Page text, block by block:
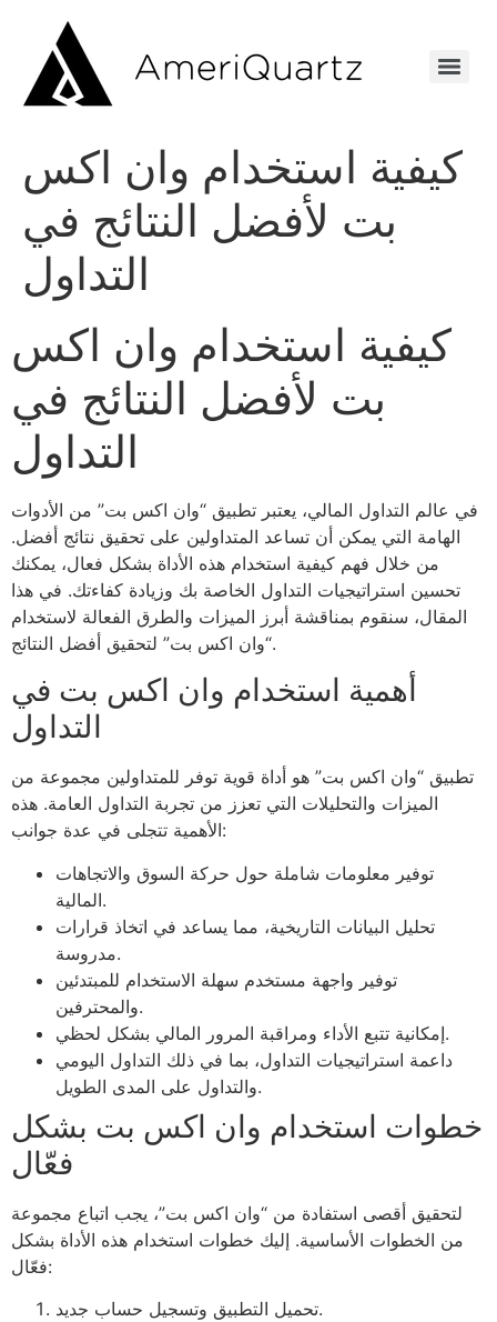
كيفية استخدام وان اكس
بت لأفضل النتائج في
التداول
كيفية استخدام وان اكس
بت لأفضل النتائج في
التداول
في عالم التداول المالي، يعتبر تطبيق “وان اكس بت” من الأدوات
الهامة التي يمكن أن تساعد المتداولين على تحقيق نتائج أفضل.
من خلال فهم كيفية استخدام هذه الأداة بشكل فعال، يمكنك
تحسين استراتيجيات التداول الخاصة بك وزيادة كفاءتك. في هذا
المقال، سنقوم بمناقشة أبرز الميزات والطرق الفعالة لاستخدام
“وان اكس بت” لتحقيق أفضل النتائج.
أهمية استخدام وان اكس بت في
التداول
تطبيق “وان اكس بت” هو أداة قوية توفر للمتداولين مجموعة من
الميزات والتحليلات التي تعزز من تجربة التداول العامة. هذه
الأهمية تتجلى في عدة جوانب:
توفير معلومات شاملة حول حركة السوق والاتجاهات
المالية.
تحليل البيانات التاريخية، مما يساعد في اتخاذ قرارات
مدروسة.
توفير واجهة مستخدم سهلة الاستخدام للمبتدئين
والمحترفين.
إمكانية تتبع الأداء ومراقبة المرور المالي بشكل لحظي.
داعمة استراتيجيات التداول، بما في ذلك التداول اليومي
والتداول على المدى الطويل.
خطوات استخدام وان اكس بت بشكل
فعّال
لتحقيق أقصى استفادة من “وان اكس بت”، يجب اتباع مجموعة
من الخطوات الأساسية. إليك خطوات استخدام هذه الأداة بشكل
فعّال:
تحميل التطبيق وتسجيل حساب جديد.